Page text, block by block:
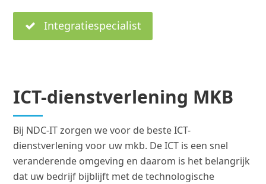
Integratiespecialist
ICT-dienstverlening MKB
Bij NDC-IT zorgen we voor de beste ICT-
dienstverlening voor uw mkb. De ICT is een snel
veranderende omgeving en daarom is het belangrijk
dat uw bedrijf bijblijft met de technologische